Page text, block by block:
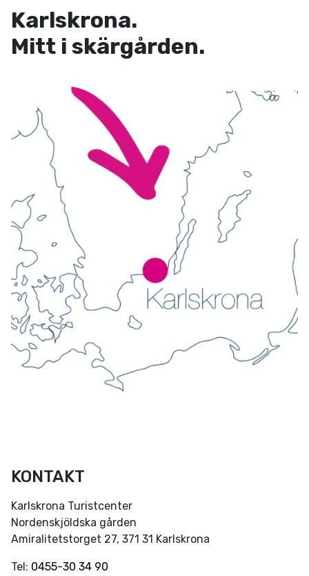
Karlskrona.
Mitt i skärgården.
KONTAKT
Karlskrona Turistcenter
Nordenskjöldska gården
Amiralitetstorget 27, 371 31 Karlskrona
Tel: 0455-30 34 90